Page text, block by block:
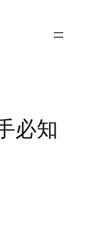
必知